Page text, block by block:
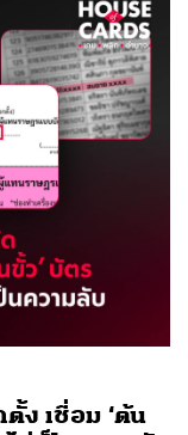
ง เชื่อม ‘ต้น